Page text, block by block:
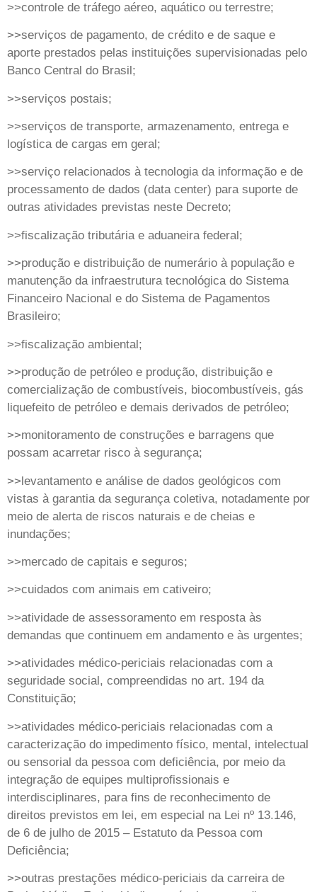
>>controle de tráfego aéreo, aquático ou terrestre;
>>serviços de pagamento, de crédito e de saque e
aporte prestados pelas instituições supervisionadas pelo
Banco Central do Brasil;
>>serviços postais;
>>serviços de transporte, armazenamento, entrega e
logística de cargas em geral;
>>serviço relacionados à tecnologia da informação e de
processamento de dados (data center) para suporte de
outras atividades previstas neste Decreto;
>>fiscalização tributária e aduaneira federal;
>>produção e distribuição de numerário à população e
manutenção da infraestrutura tecnológica do Sistema
Financeiro Nacional e do Sistema de Pagamentos
Brasileiro;
>>fiscalização ambiental;
>>produção de petróleo e produção, distribuição e
comercialização de combustíveis, biocombustíveis, gás
liquefeito de petróleo e demais derivados de petróleo;
>>monitoramento de construções e barragens que
possam acarretar risco à segurança;
>>levantamento e análise de dados geológicos com
vistas à garantia da segurança coletiva, notadamente por
meio de alerta de riscos naturais e de cheias e
inundações;
>>mercado de capitais e seguros;
>>cuidados com animais em cativeiro;
>>atividade de assessoramento em resposta às
demandas que continuem em andamento e às urgentes;
>>atividades médico-periciais relacionadas com a
seguridade social, compreendidas no art. 194 da
Constituição;
>>atividades médico-periciais relacionadas com a
caracterização do impedimento físico, mental, intelectual
ou sensorial da pessoa com deficiência, por meio da
integração de equipes multiprofissionais e
interdisciplinares, para fins de reconhecimento de
direitos previstos em lei, em especial na Lei nº 13.146,
de 6 de julho de 2015 – Estatuto da Pessoa com
Deficiência;
>>outras prestações médico-periciais da carreira de